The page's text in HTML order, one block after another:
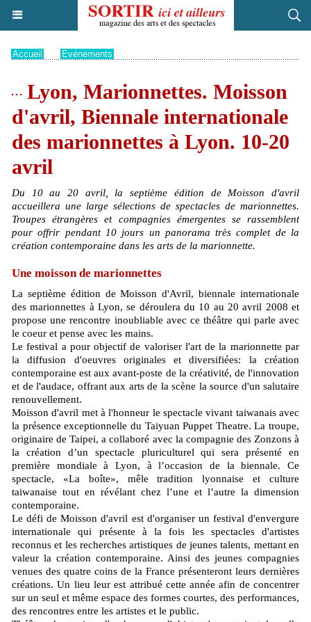
Accueil Evénements
Lyon, Marionnettes. Moisson
d'avril, Biennale internationale
des marionnettes à Lyon. 10-20
avril
Du 10 au 20 avril, la septième édition de Moisson d'avril
accueillera une large sélections de spectacles de marionnettes.
Troupes étrangères et compagnies émergentes se rassemblent
pour offrir pendant 10 jours un panorama très complet de la
création contemporaine dans les arts de la marionnette.
Une moisson de marionnettes
La septième édition de Moisson d'Avril, biennale internationale
des marionnettes à Lyon, se déroulera du 10 au 20 avril 2008 et
propose une rencontre inoubliable avec ce théâtre qui parle avec
le coeur et pense avec les mains.
Le festival a pour objectif de valoriser l'art de la marionnette par
la diffusion d'oeuvres originales et diversifiées: la création
contemporaine est aux avant-poste de la créativité, de l'innovation
et de l'audace, offrant aux arts de la scène la source d'un salutaire
renouvellement.
Moisson d'avril met à l'honneur le spectacle vivant taiwanais avec
la présence exceptionnelle du Taiyuan Puppet Theatre. La troupe,
originaire de Taipei, a collaboré avec la compagnie des Zonzons à
la création d’un spectacle pluriculturel qui sera présenté en
première mondiale à Lyon, à l’occasion de la biennale. Ce
spectacle, «La boîte», mêle tradition lyonnaise et culture
taiwanaise tout en révélant chez l’une et l’autre la dimension
contemporaine.
Le défi de Moisson d'avril est d'organiser un festival d'envergure
internationale qui présente à la fois les spectacles d'artistes
reconnus et les recherches artistiques de jeunes talents, mettant en
valeur la création contemporaine. Ainsi des jeunes compagnies
venues des quatre coins de la France présenteront leurs dernières
créations. Un lieu leur est attribué cette année afin de concentrer
sur un seul et même espace des formes courtes, des performances,
des rencontres entre les artistes et le public.